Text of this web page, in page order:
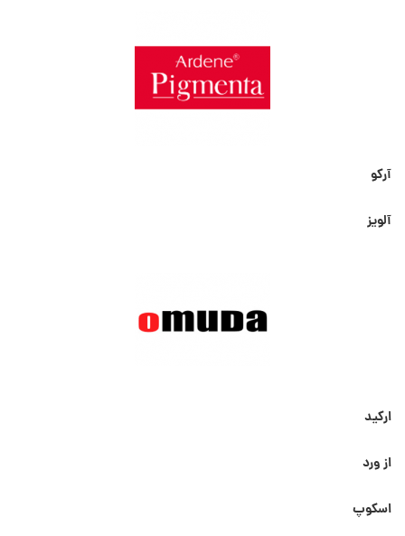
آرکو
آلویز
ارکید
از ورد
اسکوپ